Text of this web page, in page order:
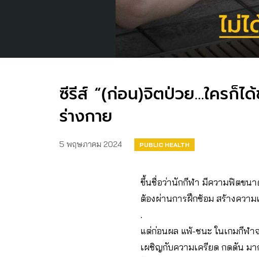
ซีรีส์ “(ก่อน)จิตป่วย…ใครก็ได้
ร่างกาย
5 พฤษภาคม 2024
PUBLIC HEALTH
ขึ้นชื่อว่านักกีฬา มีความฟิตขนา
ต้องผ่านการฝึกซ้อม สร้างควา
.
แต่ก่อนผล แพ้-ชนะ ในเกมกีฬา
เผชิญกับความเครียด กดดัน ม